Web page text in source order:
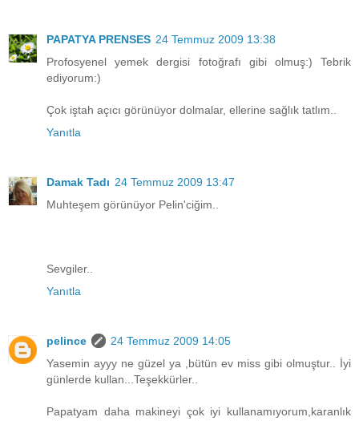
PAPATYA PRENSES 24 Temmuz 2009 13:38
Profosyenel yemek dergisi fotoğrafı gibi olmuş:) Tebrik
ediyorum:)
Çok iştah açıcı görünüyor dolmalar, ellerine sağlık tatlım..
Yanıtla
Damak Tadı 24 Temmuz 2009 13:47
Muhteşem görünüyor Pelin'ciğim..
Sevgiler..
Yanıtla
pelince
24 Temmuz 2009 14:05
Yasemin ayyy ne güzel ya ,bütün ev miss gibi olmuştur.. İyi
günlerde kullan...Teşekkürler..
Papatyam daha makineyi çok iyi kullanamıyorum,karanlık